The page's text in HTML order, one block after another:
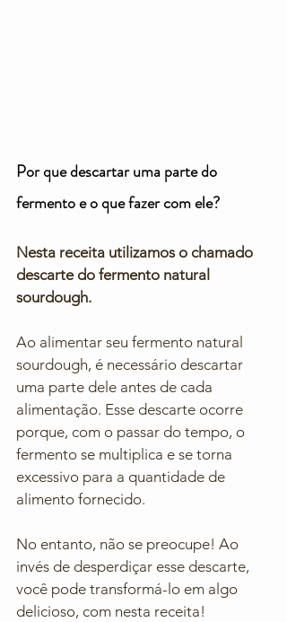
Por que descartar uma parte do
fermento e o que fazer com ele?
Nesta receita utilizamos o chamado
descarte do fermento natural
sourdough.
Ao alimentar seu fermento natural
sourdough, é necessário descartar
uma parte dele antes de cada
alimentação. Esse descarte ocorre
porque, com o passar do tempo, o
fermento se multiplica e se torna
excessivo para a quantidade de
alimento fornecido.
No entanto, não se preocupe! Ao
invés de desperdiçar esse descarte,
você pode transformá-lo em algo
delicioso, com nesta receita!